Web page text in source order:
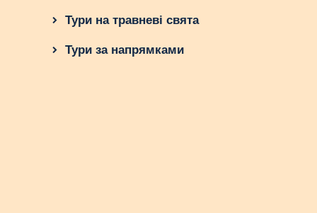
Тури на травневі свята
Тури за напрямками